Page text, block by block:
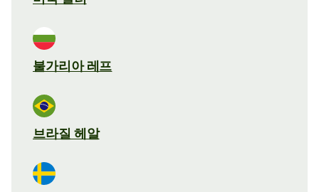
불가리아 레프
브라질 헤알